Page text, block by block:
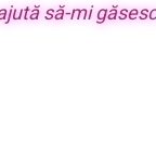
să-mi